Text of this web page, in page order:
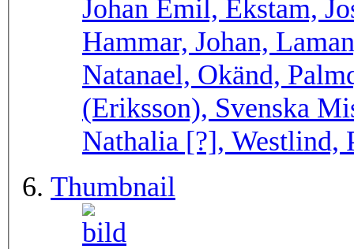
Johan Emil, Ekstam,
Hammar, Johan,
Natanael, Okänd,
(Eriksson), Svenska
Nathalia [?], Westlind,
Thumbnail